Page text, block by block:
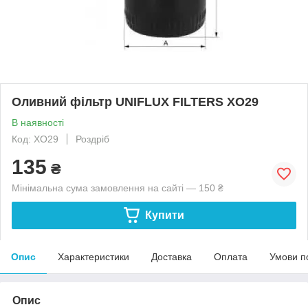
Оливний фільтр UNIFLUX FILTERS XO29
В наявності
Код: XO29
Роздріб
135 ₴
Мінімальна сума замовлення на сайті — 150 ₴
Купити
Опис Характеристики Доставка Оплата Умови
Опис